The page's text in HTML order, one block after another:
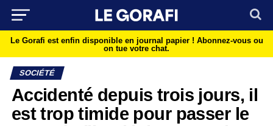
Le Gorafi est enfin disponible en journal papier ! Abonnez-vous ou
on tue votre chat.
SOCIÉTÉ
Accidenté depuis trois jours, il
est trop timide pour passer le